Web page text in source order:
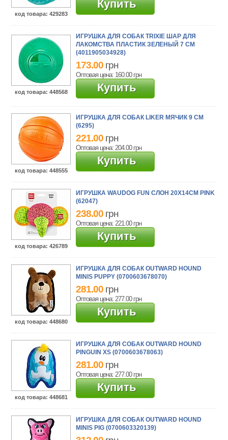
код товара: 429283
Купить
код товара: 448568
ИГРУШКА ДЛЯ СОБАК TRIXIE ШАР ДЛЯ
ЛАКОМСТВА ПЛАСТИК ЗЕЛЕНЫЙ 7 СМ
(4011905034928)
173.00 грн
Оптовая цена: 160.00 грн
Купить
код товара: 448555
ИГРУШКА ДЛЯ СОБАК LIKER МЯЧИК 9 СМ
(6295)
221.00 грн
Оптовая цена: 204.00 грн
Купить
код товара: 426789
ИГРУШКА WAUDOG FUN СЛОН 20Х14СМ PINK
(62047)
238.00 грн
Оптовая цена: 221.00 грн
Купить
код товара: 448680
ИГРУШКА ДЛЯ СОБАК OUTWARD HOUND
MINIS PUPPY (0700603678070)
281.00 грн
Оптовая цена: 277.00 грн
Купить
код товара: 448681
ИГРУШКА ДЛЯ СОБАК OUTWARD HOUND
PINGUIN XS (0700603678063)
281.00 грн
Оптовая цена: 277.00 грн
Купить
ИГРУШКА ДЛЯ СОБАК OUTWARD HOUND
MINIS PIG (0700603320139)